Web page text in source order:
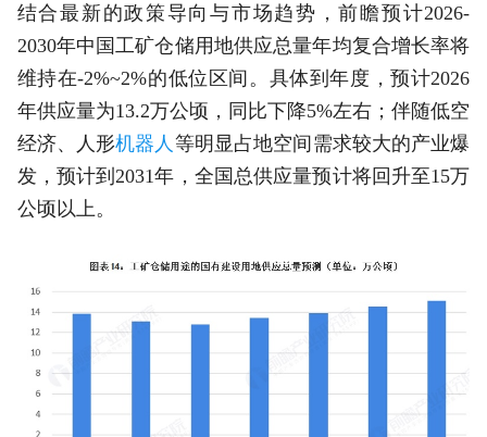
结合最新的政策导向与市场趋势，前瞻预计2026-
2030年中国工矿仓储用地供应总量年均复合增长率将
维持在-2%~2%的低位区间。具体到年度，预计2026
年供应量为13.2万公顷，同比下降5%左右；伴随低空
经济、人形机器人 等明显占地空间需求较大的产业爆
发，预计到2031年，全国总供应量预计将回升至15万
公顷以上。